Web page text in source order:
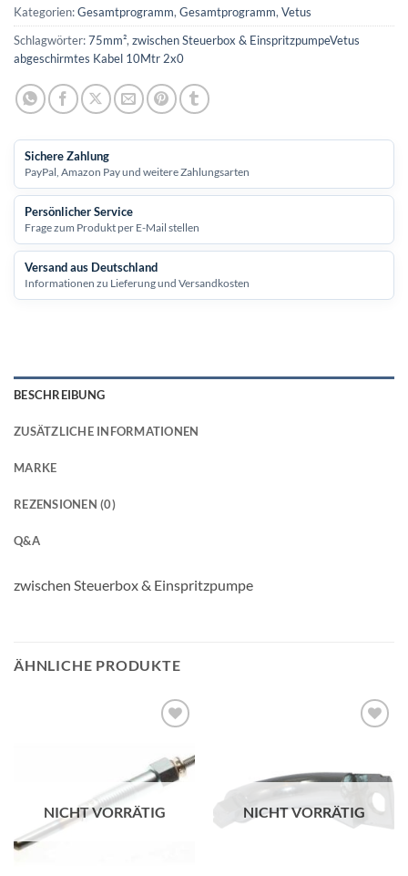
Kategorien:Gesamtprogramm, Gesamtprogramm, Vetus
Schlagwörter:75mm², zwischen Steuerbox & EinspritzpumpeVetus
abgeschirmtes Kabel 10Mtr 2x0
Sichere Zahlung
PayPal, Amazon Pay und weitere Zahlungsarten
Persönlicher Service
Frage zum Produkt per E-Mail stellen
Versand aus Deutschland
Informationen zu Lieferung und Versandkosten
BESCHREIBUNG
ZUSÄTZLICHE INFORMATIONEN
MARKE
REZENSIONEN (0)
Q&A
zwischen Steuerbox & Einspritzpumpe
ÄHNLICHE PRODUKTE
NICHT VORRÄTIG NICHT VORRÄTIG